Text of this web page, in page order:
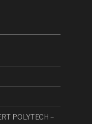
POLYTECH –